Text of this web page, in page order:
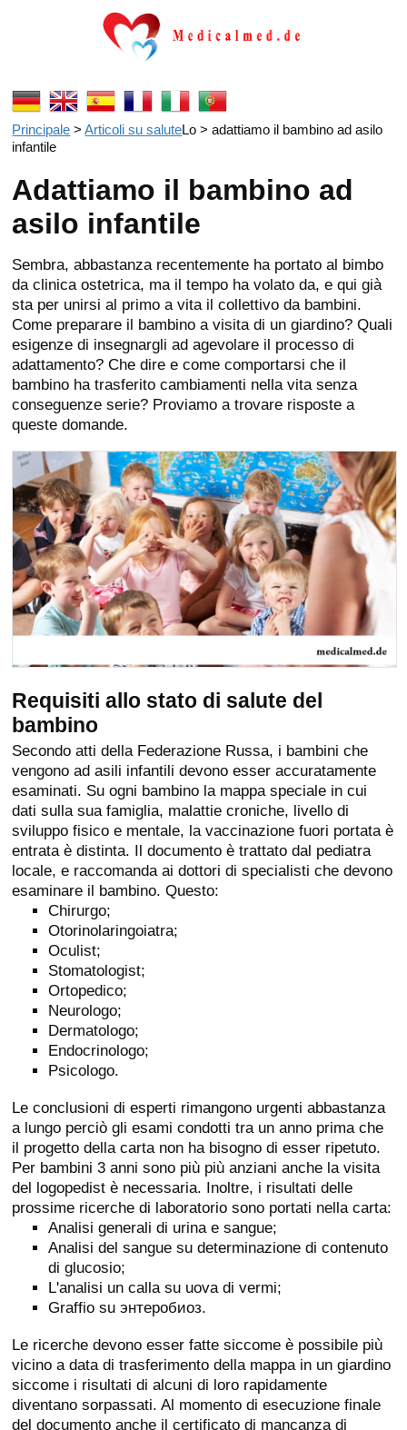
Principale > Articoli su saluteLo > adattiamo il bambino ad asilo
infantile
Adattiamo il bambino ad
asilo infantile
Sembra, abbastanza recentemente ha portato al bimbo
da clinica ostetrica, ma il tempo ha volato da, e qui già
sta per unirsi al primo a vita il collettivo da bambini.
Come preparare il bambino a visita di un giardino? Quali
esigenze di insegnargli ad agevolare il processo di
adattamento? Che dire e come comportarsi che il
bambino ha trasferito cambiamenti nella vita senza
conseguenze serie? Proviamo a trovare risposte a
queste domande.
Requisiti allo stato di salute del
bambino
Secondo atti della Federazione Russa, i bambini che
vengono ad asili infantili devono esser accuratamente
esaminati. Su ogni bambino la mappa speciale in cui
dati sulla sua famiglia, malattie croniche, livello di
sviluppo fisico e mentale, la vaccinazione fuori portata è
entrata è distinta. Il documento è trattato dal pediatra
locale, e raccomanda ai dottori di specialisti che devono
esaminare il bambino. Questo:
Chirurgo;
Otorinolaringoiatra;
Oculist;
Stomatologist;
Ortopedico;
Neurologo;
Dermatologo;
Endocrinologo;
Psicologo.
Le conclusioni di esperti rimangono urgenti abbastanza
a lungo perciò gli esami condotti tra un anno prima che
il progetto della carta non ha bisogno di esser ripetuto.
Per bambini 3 anni sono più più anziani anche la visita
del logopedist è necessaria. Inoltre, i risultati delle
prossime ricerche di laboratorio sono portati nella carta:
Analisi generali di urina e sangue;
Analisi del sangue su determinazione di contenuto
di glucosio;
L'analisi un calla su uova di vermi;
Graffio su энтеробиоз.
Le ricerche devono esser fatte siccome è possibile più
vicino a data di trasferimento della mappa in un giardino
siccome i risultati di alcuni di loro rapidamente
diventano sorpassati. Al momento di esecuzione finale
del documento anche il certificato di mancanza di